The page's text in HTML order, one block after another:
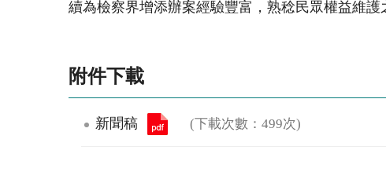
續為檢察界增添辦案經驗豐富，熟稔民眾權益維
附件下載
新聞稿 (下載次數：499次)